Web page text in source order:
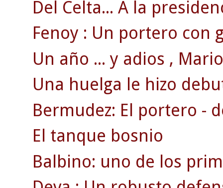
Del Celta... A la
Fenoy : Un portero con
Un año ... y adios ,
Una huelga le hizo
Bermudez: El portero -
El tanque bosnio
Balbino: uno de los